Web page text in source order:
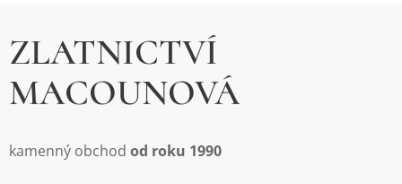
ZLATNICTVÍ
MACOUNOVÁ
kamenný obchod od roku 1990